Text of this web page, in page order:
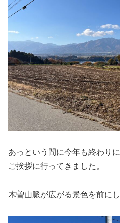
あっという間に今年も終わり
ご挨拶に行ってきました。
木曽山脈が広がる景色を前に